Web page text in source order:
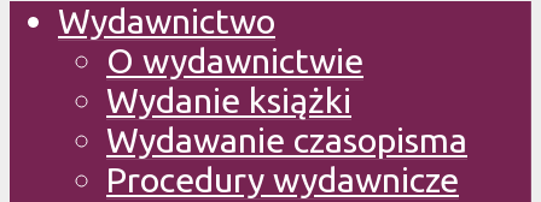
Wydawnictwo
O wydawnictwie
Wydanie książki
Wydawanie czasopisma
Procedury wydawnicze